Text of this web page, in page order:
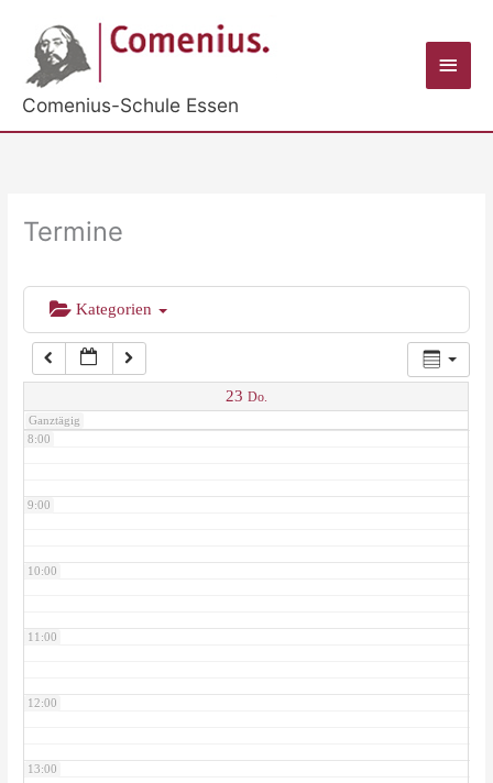
springen
Comenius-Schule Essen
Termine
Kategorien
23 Do.
Ganztägig
2:00
3:00
5:00
7:00
8:00
9:00
10:00
11:00
12:00
13:00